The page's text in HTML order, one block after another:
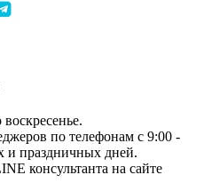
по телефонам с 9:00 -
и праздничных дней.
консультанта на сайте